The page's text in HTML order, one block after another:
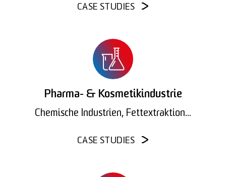
CASE STUDIES
Pharma- & Kosmetikindustrie
Chemische Industrien, Fettextraktion...
CASE STUDIES